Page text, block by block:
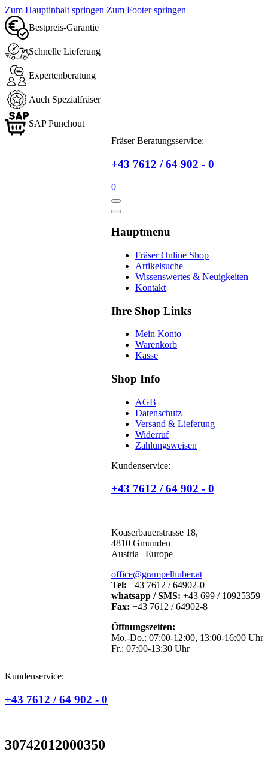
Zum Hauptinhalt springen Zum Footer springen
Bestpreis-Garantie
Schnelle Lieferung
Expertenberatung
Auch Spezialfräser
SAP Punchout
Fräser Beratungsservice:
+43 7612 / 64 902 - 0
0
Hauptmenu
Fräser Online Shop
Artikelsuche
Wissenswertes & Neuigkeiten
Kontakt
Ihre Shop Links
Mein Konto
Warenkorb
Kasse
Shop Info
AGB
Datenschutz
Versand & Lieferung
Widerruf
Zahlungsweisen
Kundenservice:
+43 7612 / 64 902 - 0
Koaserbauerstrasse 18,
4810 Gmunden
Austria | Europe
office@grampelhuber.at
Tel: +43 7612 / 64902-0
whatsapp / SMS: +43 699 / 10925359
Fax: +43 7612 / 64902-8
Öffnungszeiten:
Mo.-Do.: 07:00-12:00, 13:00-16:00 Uhr
Fr.: 07:00-13:30 Uhr
Kundenservice:
+43 7612 / 64 902 - 0
30742012000350